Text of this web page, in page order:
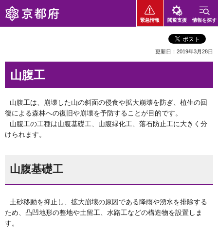
京都府
緊急情報 閲覧支援 情報を探す
更新日：2019年3月28日
山腹工
山腹工は、崩壊した山の斜面の侵食や拡大崩壊を防ぎ、植生の回
復による森林への復旧や崩壊を予防することが目的です。
山腹工の工種は山腹基礎工、山腹緑化工、落石防止工に大きく分
けられます。
山腹基礎工
土砂移動を抑止し、拡大崩壊の原因である降雨や湧水を排除する
ため、凸凹地形の整地や土留工、水路工などの構造物を設置しま
す。